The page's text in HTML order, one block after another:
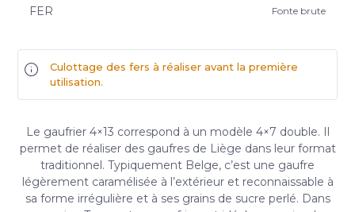
FER Fonte brute
Culottage des fers à réaliser avant la première
utilisation.
Le gaufrier 4×13 correspond à un modèle 4×7 double. Il
permet de réaliser des gaufres de Liège dans leur format
traditionnel. Typiquement Belge, c’est une gaufre
légèrement caramélisée à l’extérieur et reconnaissable à
sa forme irrégulière et à ses grains de sucre perlé. Dans